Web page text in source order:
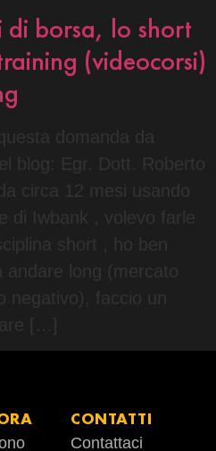
borsa, lo short
(videocorsi)
domanda da
blog: Egr. Dott. Roberto
circa 12 mesi usando
di Iwbank , volevo farle
short , ho ben
andare long (mercato
negativo), faccio un
[…]
CONTATTI
Contattaci